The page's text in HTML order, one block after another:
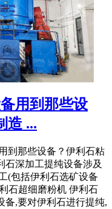
用到那些设
造 ...
到那些设备？伊利石粘
石深加工提纯设备涉及
(包括伊利石选矿设备
石超细磨粉机 伊利石
备,要对伊利石进行提纯,